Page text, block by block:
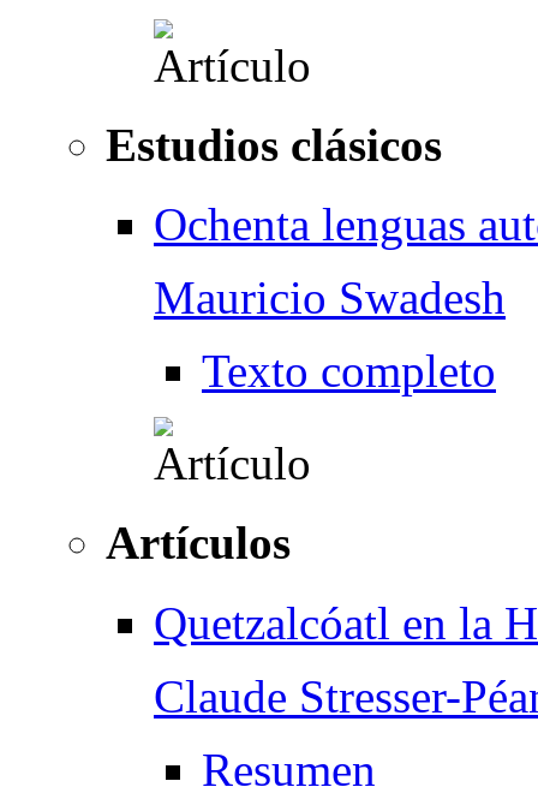
Estudios clásicos
Ochenta lenguas
Mauricio Swadesh
Texto completo
Artículos
Quetzalcóatl en la
Claude Stresser-
Resumen